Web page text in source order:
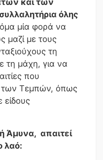
όλης
μία φορά να
μαζί με τους
τη
τη μάχη, για να
που
των Τεμπών, όπως
Άμυνα, απαιτεί
λαό: